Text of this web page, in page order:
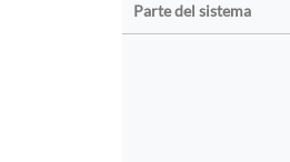
Parte del sistema